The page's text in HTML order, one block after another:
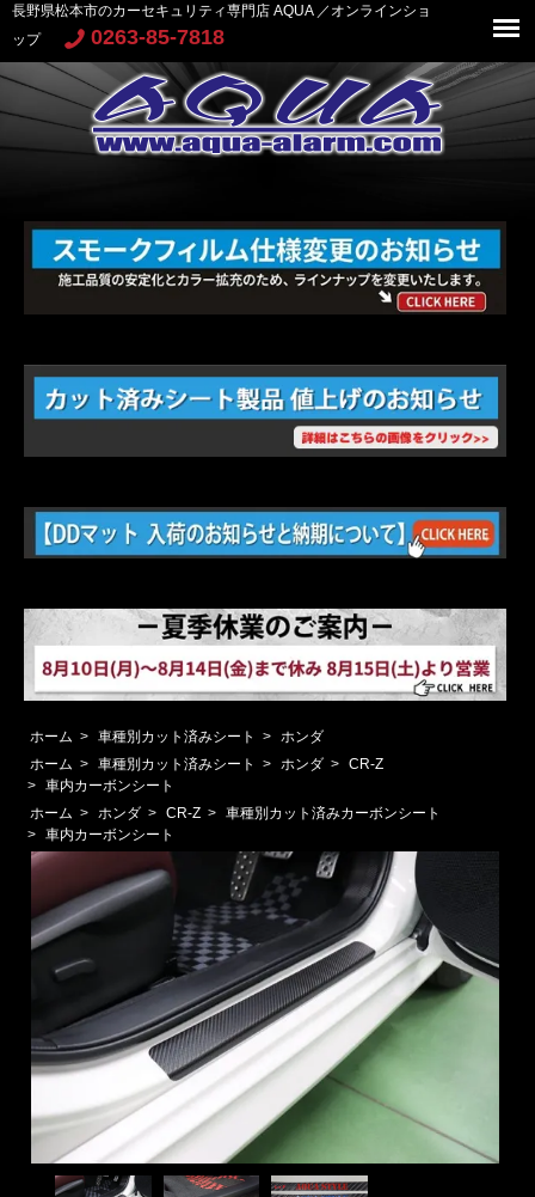
長野県松本市のカーセキュリティ専門店 AQUA ／オンラインショ
ップ
0263-85-7818
ホーム > 車種別カット済みシート > ホンダ
ホーム > 車種別カット済みシート > ホンダ > CR-Z
> 車内カーボンシート
ホーム > ホンダ > CR-Z > 車種別カット済みカーボンシート
> 車内カーボンシート